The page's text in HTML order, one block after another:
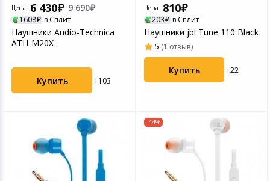
Цена
6 430 9 690
1608 в Сплит
Наушники Audio-Technica
ATH-M20X
Купить +103
Цена
810
203 в Сплит
Наушники jbl Tune 110 Black
5 (1 отзыв)
Купить +22
-44%